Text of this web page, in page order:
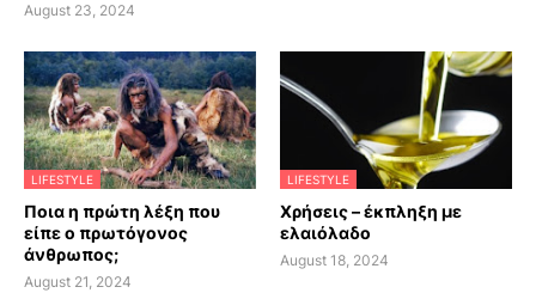
August 23, 2024
LIFESTYLE
Ποια η πρώτη λέξη που
είπε ο πρωτόγονος
άνθρωπος;
August 21, 2024
LIFESTYLE
Χρήσεις – έκπληξη με
ελαιόλαδο
August 18, 2024